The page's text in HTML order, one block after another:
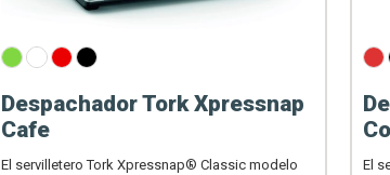
Despachador Tork Xpressnap
Cafe
El servilletero Tork Xpressnap® Classic modelo
El